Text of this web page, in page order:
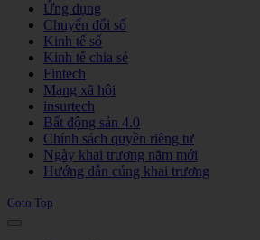
Ứng dụng
Chuyển đổi số
Kinh tế số
Kinh tế chia sẻ
Fintech
Mạng xã hội
insurtech
Bất động sản 4.0
Chính sách quyền riêng tư
Ngày khai trương năm mới
Hướng dẫn cúng khai trương
Goto Top